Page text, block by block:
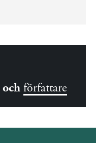
och författare